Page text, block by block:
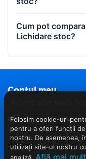
Cum pot
Lichidare stoc?
Contul meu
Roveli Marketplace
Servicii clienti
Folosim cookie-uri
pentru a oferi funcții
nostru. De asemenea,
utilizați site-ul nostru
Află mai